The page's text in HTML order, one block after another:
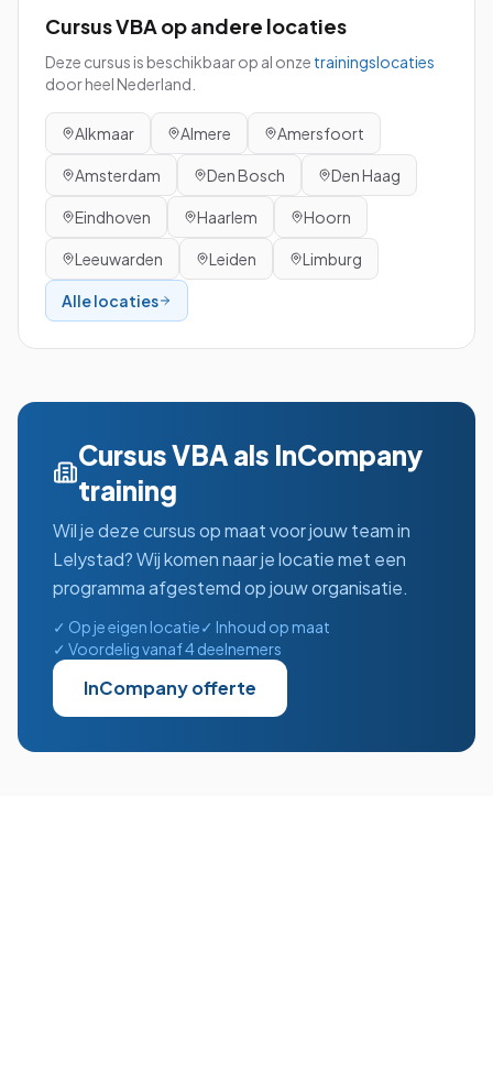
Cursus VBA op andere locaties
Deze cursus is beschikbaar op al onze trainingslocaties
door heel Nederland.
Alkmaar Almere Amersfoort
Amsterdam Den Bosch Den Haag
Eindhoven Haarlem Hoorn
Leeuwarden Leiden Limburg
Alle locaties
Cursus VBA als InCompany
training
Wil je deze cursus op maat voor jouw team in
Lelystad? Wij komen naar je locatie met een
programma afgestemd op jouw organisatie.
✓ Op je eigen locatie✓ Inhoud op maat
✓ Voordelig vanaf 4 deelnemers
InCompany offerte